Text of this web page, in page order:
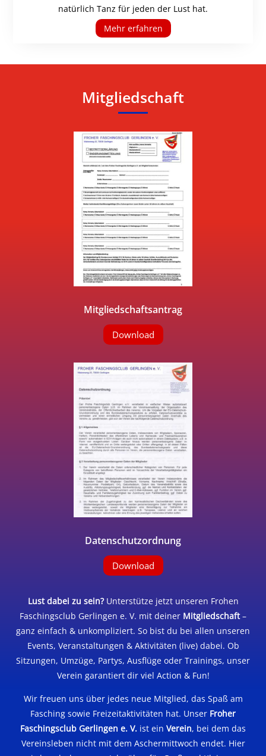
natürlich Tanz für jeden der Lust hat.
Mehr erfahren
Mitgliedschaft
Mitgliedschaftsantrag
Download
Datenschutzordnung
Download
Lust dabei zu sein?Unterstütze jetzt unseren Frohen
Faschingsclub Gerlingen e. V. mit deiner Mitgliedschaft–
ganz einfach & unkompliziert. So bist du bei allen unseren
Events, Veranstaltungen & Aktivitäten (live) dabei. Ob
Sitzungen, Umzüge, Partys, Ausflüge oder Trainings, unser
Verein garantiert dir viel Action & Fun!
Wir freuen uns über jedes neue Mitglied, das Spaß am
Fasching sowie Freizeitaktivitäten hat. Unser Froher
Faschingsclub Gerlingen e. V. ist ein Verein, bei dem das
Vereinsleben nicht mit dem Aschermittwoch endet. Hier